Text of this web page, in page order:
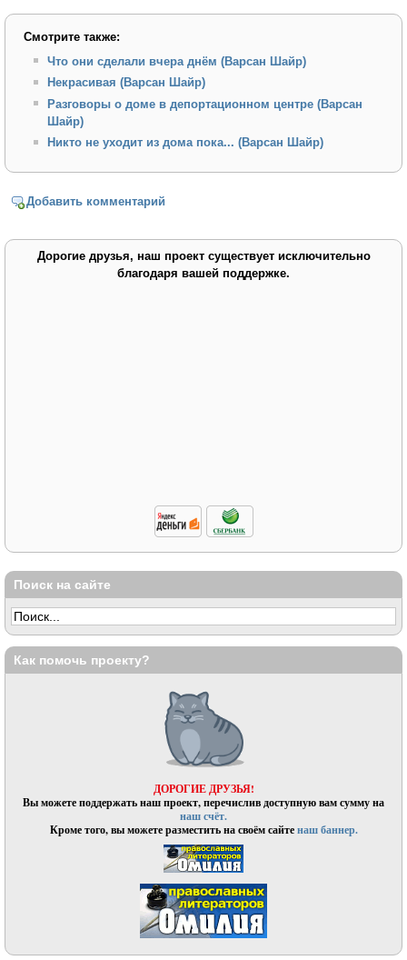
Смотрите также:
Что они сделали вчера днём (Варсан Шайр)
Некрасивая (Варсан Шайр)
Разговоры о доме в депортационном центре (Варсан
Шайр)
Никто не уходит из дома пока... (Варсан Шайр)
Добавить комментарий
Дорогие друзья, наш проект существует исключительно
благодаря вашей поддержке.
Поиск на сайте
Как помочь проекту?
ДОРОГИЕ ДРУЗЬЯ!
Вы можете поддержать наш проект, перечислив доступную вам сумму на
наш счёт.
Кроме того, вы можете разместить на своём сайтенаш баннер.